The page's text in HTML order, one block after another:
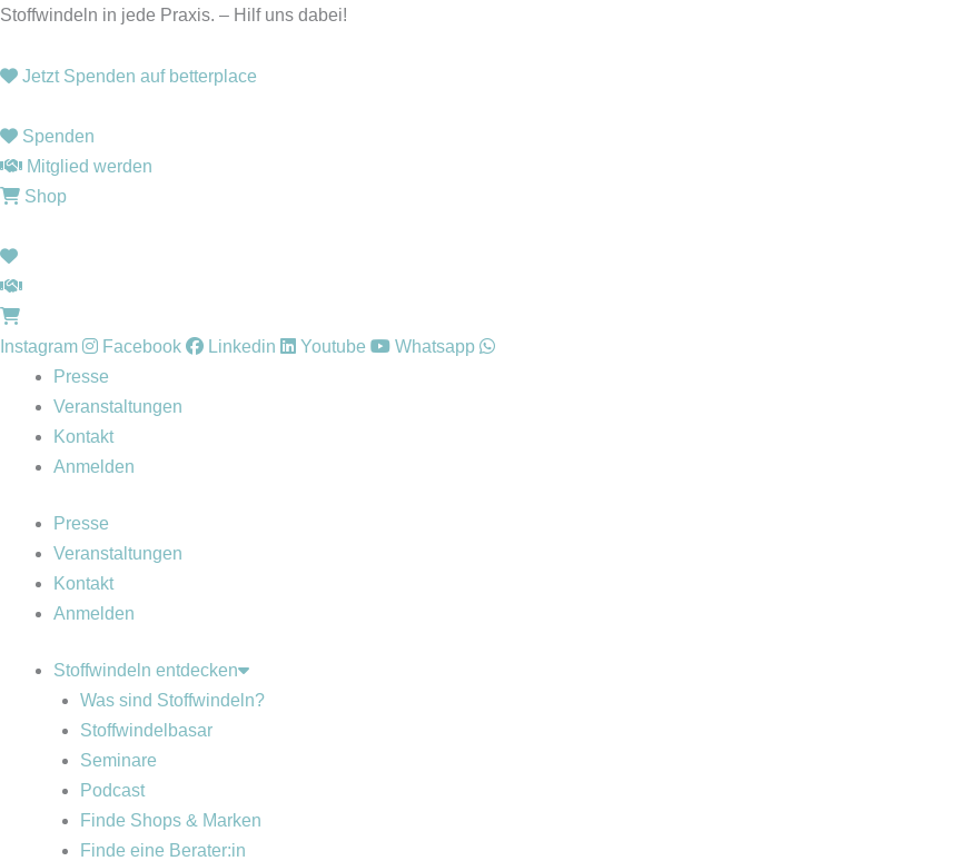
Zum
springen
Stoffwindeln in jede Praxis. – Hilf uns dabei!
Jetzt Spenden auf betterplace
Spenden
Mitglied werden
Shop
Instagram Facebook Linkedin Youtube
Whatsapp
Presse
Veranstaltungen
Kontakt
Anmelden
Presse
Veranstaltungen
Kontakt
Anmelden
Stoffwindeln entdecken
Was sind Stoffwindeln?
Stoffwindelbasar
Seminare
Podcast
Finde Shops & Marken
Finde eine Berater:in